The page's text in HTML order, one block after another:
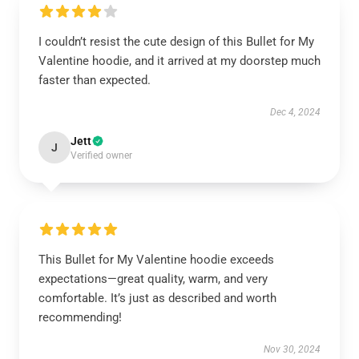
I couldn’t resist the cute design of this Bullet for My
Valentine hoodie, and it arrived at my doorstep much
faster than expected.
Dec 4, 2024
J Jett
Verified owner
This Bullet for My Valentine hoodie exceeds
expectations—great quality, warm, and very
comfortable. It’s just as described and worth
recommending!
Nov 30, 2024